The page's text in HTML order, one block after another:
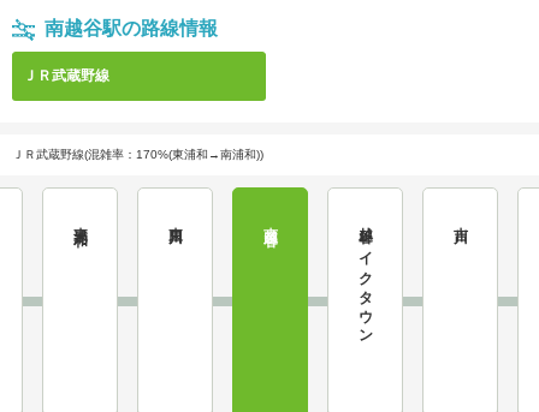
南越谷駅の路線情報
ＪＲ武蔵野線
ＪＲ武蔵野線(混雑率：170%(東浦和→南浦和))
越谷レイクタウン